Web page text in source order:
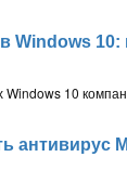
Windows
антивирус